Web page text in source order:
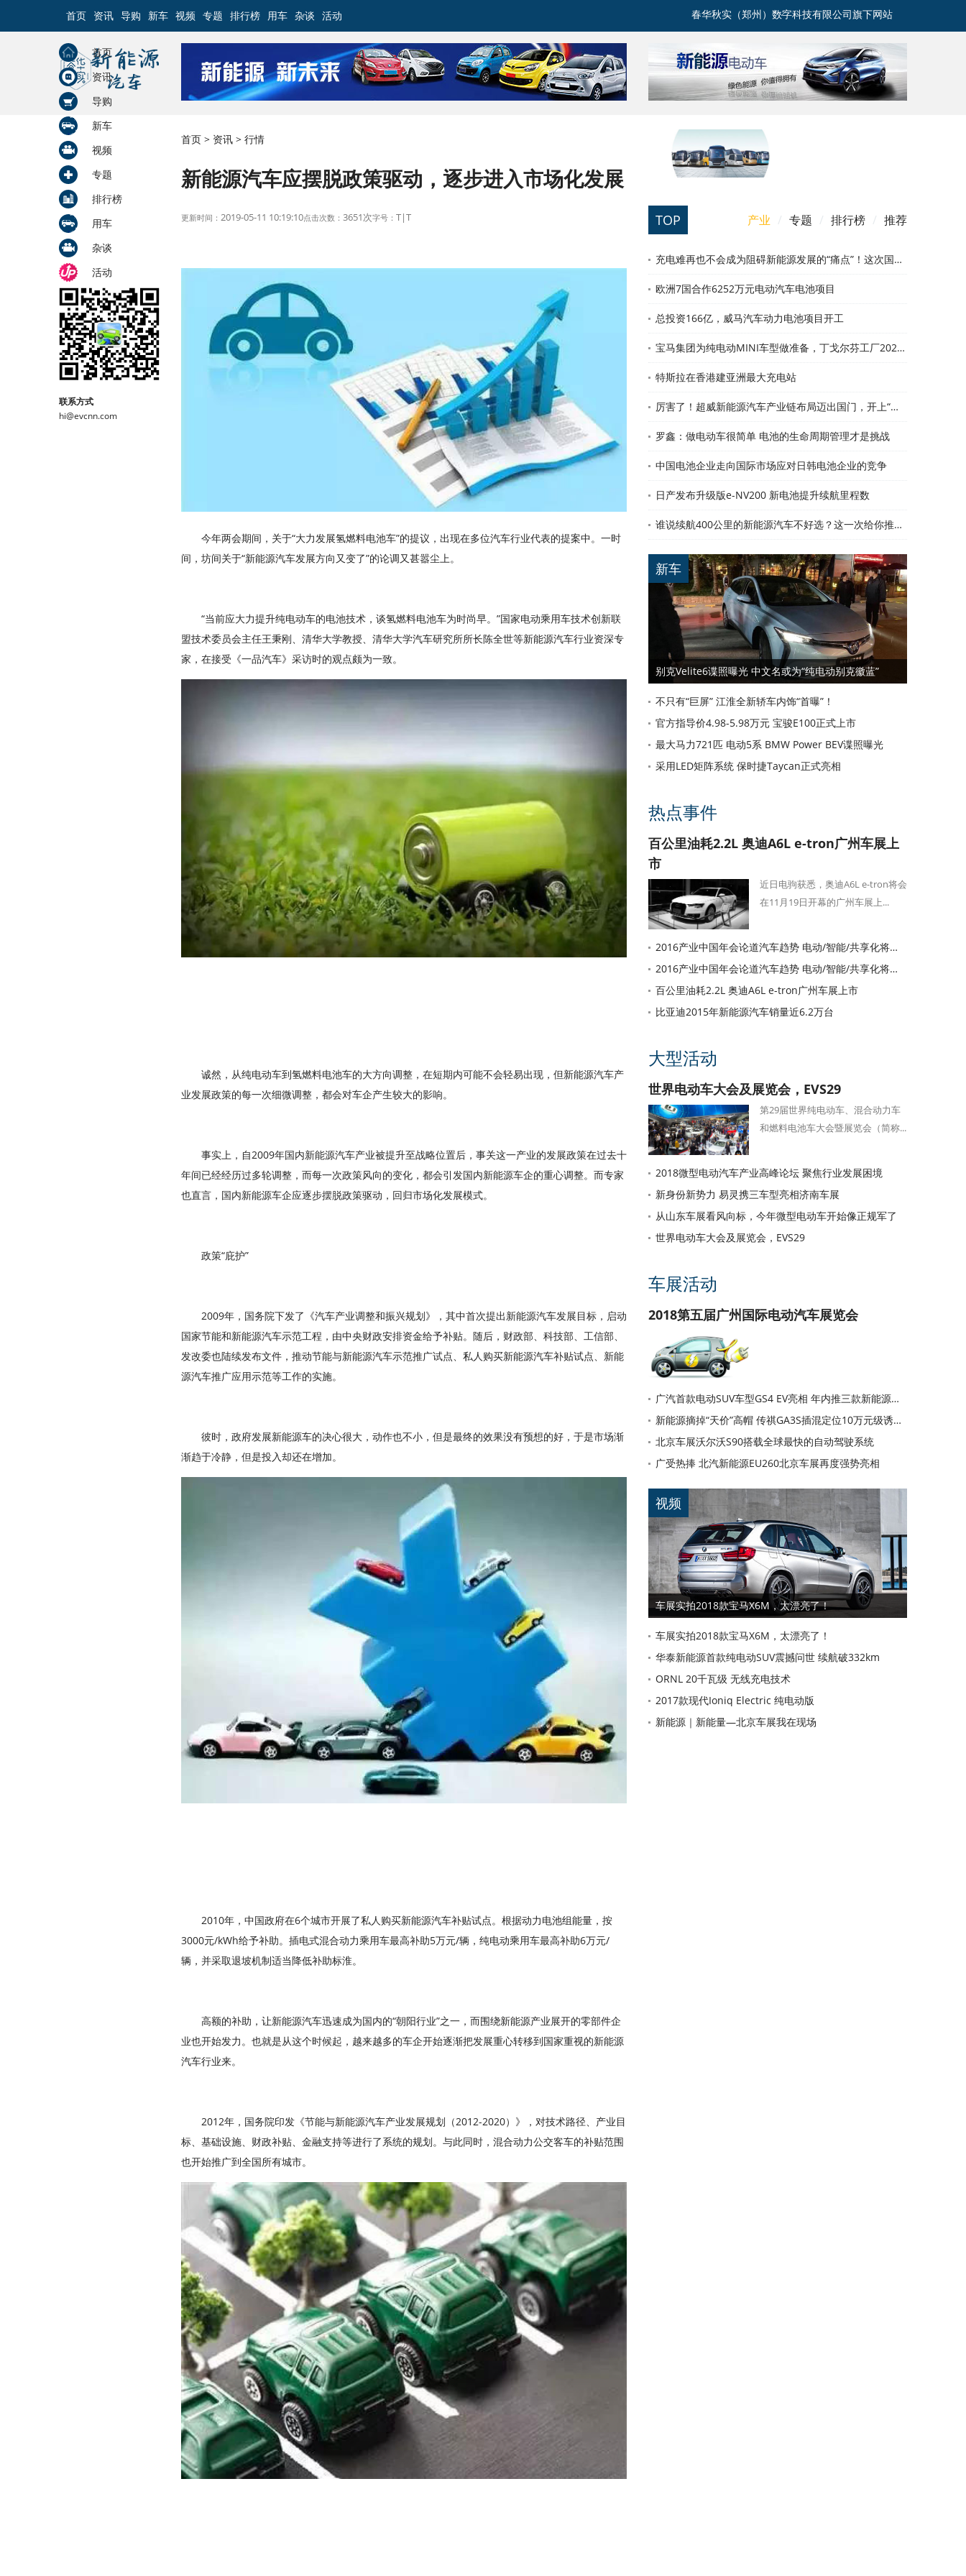
首页 资讯 导购 新车 视频 专题 排行榜 用车 杂谈 活动 春华秋实（郑州）数字科技有限公司旗下网站
首页
资讯
导购
新车
视频
专题
排行榜
用车
杂谈
活动
联系方式
hi@evcnn.com
首页 > 资讯 > 行情
新能源汽车应摆脱政策驱动，逐步进入市场化发展
更新时间： 2019-05-11 10:19:10点击次数： 3651次字号： T|T
今年两会期间，关于“大力发展氢燃料电池车”的提议，出现在多位汽车行业代表的提案中。一时
间，坊间关于“新能源汽车发展方向又变了”的论调又甚嚣尘上。
“当前应大力提升纯电动车的电池技术，谈氢燃料电池车为时尚早。”国家电动乘用车技术创新联
盟技术委员会主任王秉刚、清华大学教授、清华大学汽车研究所所长陈全世等新能源汽车行业资深专
家，在接受《一品汽车》采访时的观点颇为一致。
诚然，从纯电动车到氢燃料电池车的大方向调整，在短期内可能不会轻易出现，但新能源汽车产
业发展政策的每一次细微调整，都会对车企产生较大的影响。
事实上，自2009年国内新能源汽车产业被提升至战略位置后，事关这一产业的发展政策在过去十
年间已经经历过多轮调整，而每一次政策风向的变化，都会引发国内新能源车企的重心调整。而专家
也直言，国内新能源车企应逐步摆脱政策驱动，回归市场化发展模式。
政策“庇护”
2009年，国务院下发了《汽车产业调整和振兴规划》，其中首次提出新能源汽车发展目标，启动
国家节能和新能源汽车示范工程，由中央财政安排资金给予补贴。随后，财政部、科技部、工信部、
发改委也陆续发布文件，推动节能与新能源汽车示范推广试点、私人购买新能源汽车补贴试点、新能
源汽车推广应用示范等工作的实施。
彼时，政府发展新能源车的决心很大，动作也不小，但是最终的效果没有预想的好，于是市场渐
渐趋于冷静，但是投入却还在增加。
2010年，中国政府在6个城市开展了私人购买新能源汽车补贴试点。根据动力电池组能量，按
3000元/kWh给予补助。插电式混合动力乘用车最高补助5万元/辆，纯电动乘用车最高补助6万元/
辆，并采取退坡机制适当降低补助标淮。
高额的补助，让新能源汽车迅速成为国内的“朝阳行业”之一，而围绕新能源产业展开的零部件企
业也开始发力。也就是从这个时候起，越来越多的车企开始逐渐把发展重心转移到国家重视的新能源
汽车行业来。
2012年，国务院印发《节能与新能源汽车产业发展规划（2012-2020）》，对技术路径、产业目
标、基础设施、财政补贴、金融支持等进行了系统的规划。与此同时，混合动力公交客车的补贴范围
也开始推广到全国所有城市。
TOP 产业 / 专题 / 排行榜 / 推荐
充电难再也不会成为阻碍新能源发展的“痛点”！这次国家队出马了
欧洲7国合作6252万元电动汽车电池项目
总投资166亿，威马汽车动力电池项目开工
宝马集团为纯电动MINI车型做准备，丁戈尔芬工厂2020年向其供应电池 【图】
特斯拉在香港建亚洲最大充电站
厉害了！超威新能源汽车产业链布局迈出国门，开上“一带一路”！
罗鑫：做电动车很简单 电池的生命周期管理才是挑战
中国电池企业走向国际市场应对日韩电池企业的竞争
日产发布升级版e-NV200 新电池提升续航里程数
谁说续航400公里的新能源汽车不好选？这一次给你推荐4款
新车
别克Velite6谍照曝光 中文名或为“纯电动别克徽蓝”
不只有“巨屏” 江淮全新轿车内饰“首曝”！
官方指导价4.98-5.98万元 宝骏E100正式上市
最大马力721匹 电动5系 BMW Power BEV谍照曝光
采用LED矩阵系统 保时捷Taycan正式亮相
热点事件
百公里油耗2.2L 奥迪A6L e-tron广州车展上
市
近日电驹获悉，奥迪A6L e-tron将会
在11月19日开幕的广州车展上...
2016产业中国年会论道汽车趋势 电动/智能/共享化将重塑汽车格局
2016产业中国年会论道汽车趋势 电动/智能/共享化将重塑汽车格局
百公里油耗2.2L 奥迪A6L e-tron广州车展上市
比亚迪2015年新能源汽车销量近6.2万台
大型活动
世界电动车大会及展览会，EVS29
第29届世界纯电动车、混合动力车
和燃料电池车大会暨展览会（简称...
2018微型电动汽车产业高峰论坛 聚焦行业发展困境
新身份新势力 易灵携三车型亮相济南车展
从山东车展看风向标，今年微型电动车开始像正规军了
世界电动车大会及展览会，EVS29
车展活动
2018第五届广州国际电动汽车展览会
广汽首款电动SUV车型GS4 EV亮相 年内推三款新能源汽车
新能源摘掉“天价”高帽 传祺GA3S插混定位10万元级诱惑力有多大
北京车展沃尔沃S90搭载全球最快的自动驾驶系统
广受热捧 北汽新能源EU260北京车展再度强势亮相
视频
车展实拍2018款宝马X6M，太漂亮了！
车展实拍2018款宝马X6M，太漂亮了！
华泰新能源首款纯电动SUV震撼问世 续航破332km
ORNL 20千瓦级 无线充电技术
2017款现代Ioniq Electric 纯电动版
新能源｜新能量—北京车展我在现场